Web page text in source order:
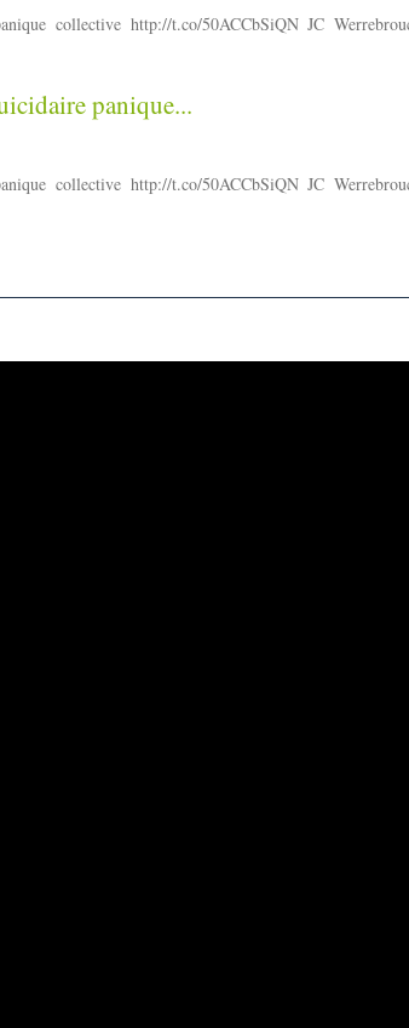
collective http://t.co/50ACCbSiQN JC
panique...
collective http://t.co/50ACCbSiQN JC